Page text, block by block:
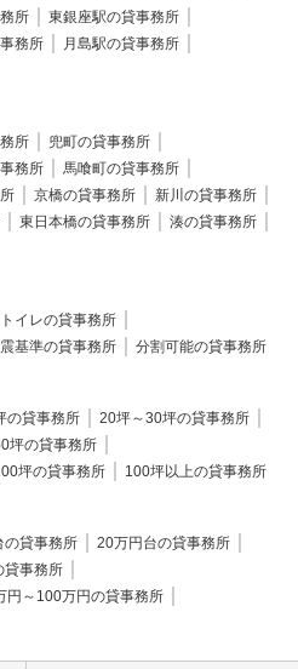
所
東銀座駅の貸事務所
務所
月島駅の貸事務所
所
兜町の貸事務所
務所
馬喰町の貸事務所
京橋の貸事務所
新川の貸事務所
東日本橋の貸事務所
湊の貸事務所
イレの貸事務所
基準の貸事務所 分割可能の貸事務所
の貸事務所
20坪～30坪の貸事務所
坪の貸事務所
坪の貸事務所 100坪以上の貸事務所
の貸事務所
20万円台の貸事務所
貸事務所
円～100万円の貸事務所